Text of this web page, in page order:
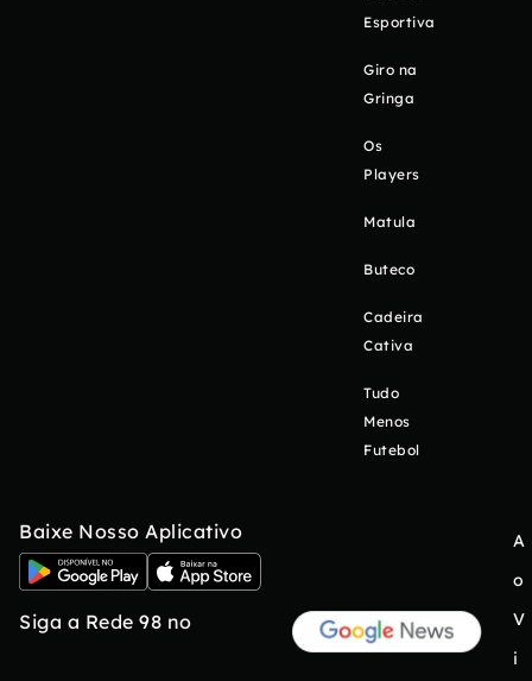
Esportiva
Giro na
Gringa
Os
Players
Matula
Buteco
Cadeira
Cativa
Tudo
Menos
Futebol
Baixe Nosso Aplicativo
Siga a Rede 98 no
A
o
V
i